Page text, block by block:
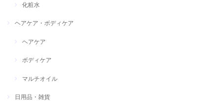
化粧水
ヘアケア・ボディケア
ヘアケア
ボディケア
マルチオイル
日用品・雑貨